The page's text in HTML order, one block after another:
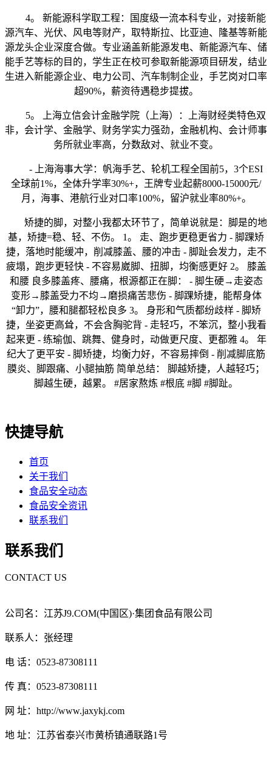
4。 新能源科学取工程：国度级一流本科专业，对接新能
源汽车、光伏、风电等财产，取特斯拉、比亚迪、隆基等新能
源龙头企业深度合做。专业涵盖新能源发电、新能源汽车、储
能手艺等标的目的，学生正在校可参取新能源项目研发，结业
生进入新能源企业、电力公司、汽车制制企业，手艺岗对口率
超90%，薪资待遇稳步提拔。
5。 上海立信会计金融学院（上海）：上海财经类特色双
非，会计学、金融学、财务学实力强劲，金融机构、会计师事
务所就业率高，分数敌对、就业不变。
- 上海海事大学：帆海手艺、轮机工程全国前5，3个ESI
全球前1%，全体升学率30%+，王牌专业起薪8000-15000元/
月，海事、港航行业对口率100%，留沪就业率80%+。
矫捷的脚，对整小我都太环节了，简单说就是：脚是的地
基，矫捷=稳、轻、不伤。 1。 走、跑步更稳更省力 - 脚踝矫
捷，落地时能缓冲，削减膝盖、腰的冲击 - 脚趾会发力，走不
疲塌，跑步更轻快 - 不容易崴脚、扭脚，均衡感更好 2。 膝盖
和腰 良多膝盖疼、腰痛，根源都正在脚： - 脚生硬→走姿态
变形→膝盖受力不均→磨损痛苦悲伤 - 脚踝矫捷，能帮身体
“卸力”，腰和腿都轻松良多 3。 身形和气质都纷歧样 - 脚矫
捷，坐姿更高耸，不会含胸驼背 - 走轻巧，不笨沉，整小我看
起来更 - 练瑜伽、跳舞、健身时，动做更尺度、更都雅 4。 年
纪大了更平安 - 脚矫捷，均衡力好，不容易摔倒 - 削减脚底筋
膜炎、脚跟痛、小腿抽筋 简单总结： 脚越矫捷，人越轻巧；
脚越生硬，越累。 #居家熬炼 #根底 #脚 #脚趾。
快捷导航
首页
关于我们
食品安全动态
食品安全资讯
联系我们
联系我们
CONTACT US
公司名：江苏J9.COM(中国区)·集团食品有限公司
联系人：张经理
电 话：0523-87308111
传 真：0523-87308111
网 址：http://www.jaxykj.com
地 址：江苏省泰兴市黄桥镇通联路1号